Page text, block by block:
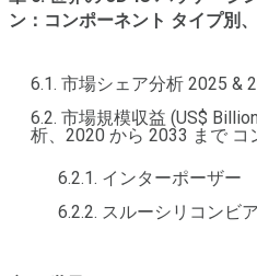
ン：コンポーネント タイプ別
6.1. 市場シェア分析 2025 &
6.2. 市場規模収益 (US$
析、2020 から 2033 まで コ
6.2.1. インターポーザー
6.2.2. スルーシリコンビア